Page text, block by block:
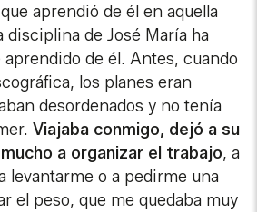
aprendió de él en aquella
disciplina de José María ha
aprendido de él. Antes, cuando
los planes eran
desordenados y no tenía
Viajaba conmigo, dejó a su
a organizar el trabajo, a
levantarme o a pedirme una
el peso, que me quedaba muy